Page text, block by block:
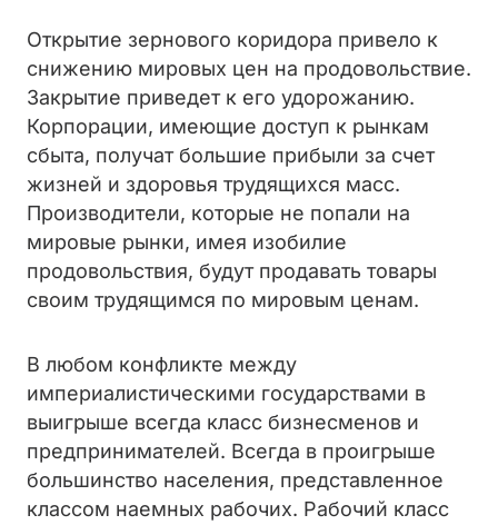
Открытие зернового коридора привело к
снижению мировых цен на продовольствие.
Закрытие приведет к его удорожанию.
Корпорации, имеющие доступ к рынкам
сбыта, получат большие прибыли за счет
жизней и здоровья трудящихся масс.
Производители, которые не попали на
мировые рынки, имея изобилие
продовольствия, будут продавать товары
своим трудящимся по мировым ценам.
В любом конфликте между
империалистическими государствами в
выигрыше всегда класс бизнесменов и
предпринимателей. Всегда в проигрыше
большинство населения, представленное
классом наемных рабочих. Рабочий класс